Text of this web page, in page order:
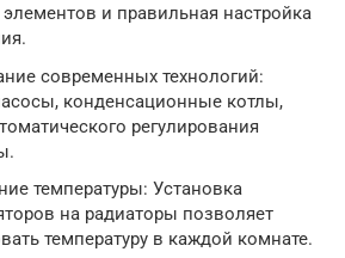
и правильная настройка
современных технологий:
конденсационные котлы,
регулирования
температуры: Установка
на радиаторы позволяет
температуру в каждой комнате.